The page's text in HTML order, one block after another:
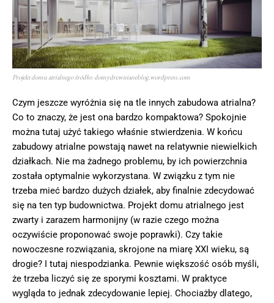
Projekt domu atrialnego źródło: domydrewnianeblog.wordpress.com
Czym jeszcze wyróżnia się na tle innych zabudowa atrialna?
Co to znaczy, że jest ona bardzo kompaktowa? Spokojnie
można tutaj użyć takiego właśnie stwierdzenia. W końcu
zabudowy atrialne powstają nawet na relatywnie niewielkich
działkach. Nie ma żadnego problemu, by ich powierzchnia
została optymalnie wykorzystana. W związku z tym nie
trzeba mieć bardzo dużych działek, aby finalnie zdecydować
się na ten typ budownictwa. Projekt domu atrialnego jest
zwarty i zarazem harmonijny (w razie czego można
oczywiście proponować swoje poprawki). Czy takie
nowoczesne rozwiązania, skrojone na miarę XXI wieku, są
drogie? I tutaj niespodzianka. Pewnie większość osób myśli,
że trzeba liczyć się ze sporymi kosztami. W praktyce
wygląda to jednak zdecydowanie lepiej. Chociażby dlatego,